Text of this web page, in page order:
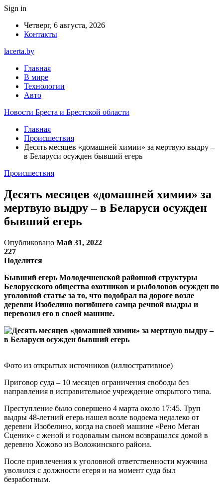
Sign in
Четверг, 6 августа, 2026
Контакты
lacerta.by
Главная
В мире
Технологии
Авто
Новости Бреста и Брестской области
Главная
Происшествия
Десять месяцев «домашней химии» за мертвую выдру –
в Беларуси осужден бывший егерь
Происшествия
Десять месяцев «домашней химии» за
мертвую выдру – в Беларуси осужден
бывший егерь
Опубликовано Май 31, 2022
227
Поделится
Бывший егерь Молодечненской районной структуры
Белорусского общества охотников и рыболовов осужден по
уголовной статье за то, что подобрал на дороге возле
деревни Изобелино погибшего самца речной выдры и
перевозил его в своей машине.
Фото из открытых источников (иллюстративное)
Приговор суда – 10 месяцев ограничения свободы без
направления в исправительное учреждение открытого типа.
Преступление было совершено 4 марта около 17:45. Труп
выдры 48-летний егерь нашел возле водоема недалеко от
деревни Изобелино, когда на своей машине «Рено Меган
Сценик» с женой и годовалым сыном возвращался домой в
деревню Хожово из Воложинского района.
После привлечения к уголовной ответственности мужчина
уволился с должности егеря и на момент суда был
безработным.